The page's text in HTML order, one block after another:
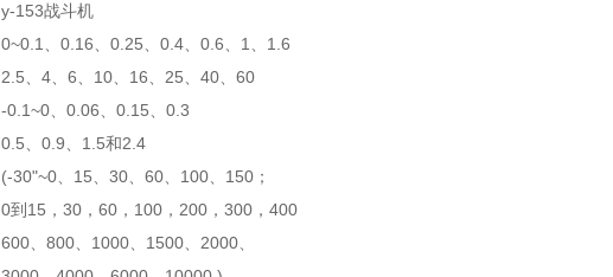
y-153战斗机
0~0.1、0.16、0.25、0.4、0.6、1、1.6
2.5、4、6、10、16、25、40、60
-0.1~0、0.06、0.15、0.3
0.5、0.9、1.5和2.4
(-30"~0、15、30、60、100、150；
0到15，30，60，100，200，300，400
600、800、1000、1500、2000、